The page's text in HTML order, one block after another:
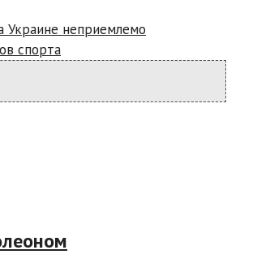
Украине неприемлемо
спорта